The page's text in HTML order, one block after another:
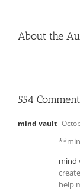
About the
554
mind vault
mind
help